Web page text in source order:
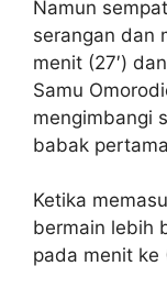
Namun
serangan dan
menit (27′)
Samu
mengimbangi
babak
Ketika
bermain lebih
pada menit ke